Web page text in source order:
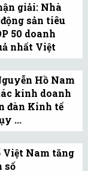
thu 3.758
nhuận sau
tăng 29%
giải: Nhà
sản tiêu
50 doanh
nhất Việt
dự nhận
do Tạp
Tư trao
Hồ Nam
kinh doanh
đàn Kinh tế
...
Chủ tịch
Hồ
Việt Nam tăng
số